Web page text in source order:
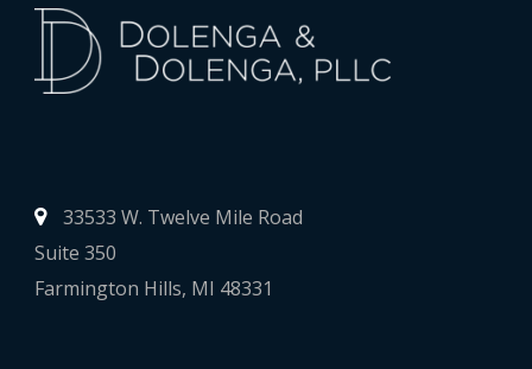
33533 W. Twelve Mile Road
Suite 350
Farmington Hills, MI 48331